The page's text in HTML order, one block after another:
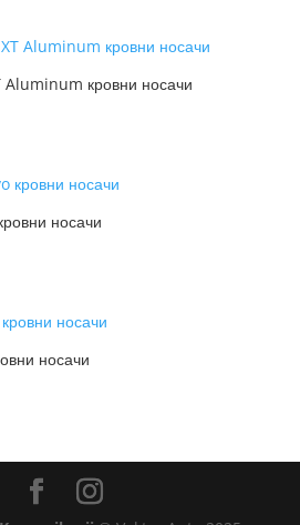
кровни носачи
носачи
носачи